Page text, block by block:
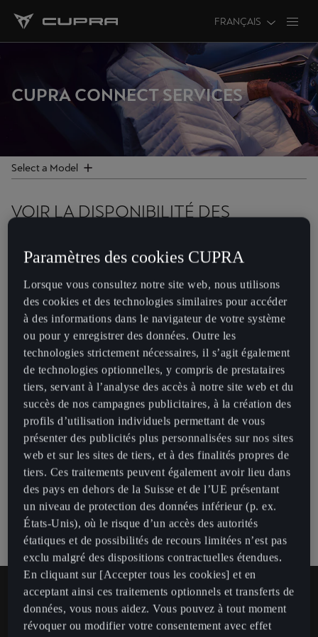
FRANÇAIS
CUPRA CONNECT SERVICES
Select a Model
FILTRES
Sélectionner
Leon Sportstourer
Terramar
VOIR LA DISPONIBILITÉ DES
Pour voir l’information et les vidéos sur le service, veuillez cliquer
Safety & Service
Personnalisation
Personalization
Plan de données
Appel d’urgence
Appel en cas de panne
Service à la clientèle
Planning d’entretien en ligne
Entretien en ligne du véhicule
L’accès à distance
E-Manager (charge de la batterie)
Mode d’entretien de la batterie
Télécommande Climatisation
Horaires de départ
Données de conduite
localisation de la place de stationnement
Clignotants de klaxon et de clignotants
Online Infotainment
Informations sur le trafic en ligne
Mises à jour cartographiques en ligne
Calcul d’itinéraire en ligne
Stations de stationnement
Stations-service
Borne de recharge
CUPRA CONNECT
Personalization
Plan de données
Appel en cas de panne
Service à la clientèle
CUPRA CONNECT Plus
Informations sur le trafic en ligne
Calcul d’itinéraire en ligne
Stations de stationnement
Stations-service
CONNECT
Personnalisation
Personalization
Plan de données
Paramètres des cookies CUPRA
Lorsque vous consultez notre site web, nous utilisons
des cookies et des technologies similaires pour accéder
à des informations dans le navigateur de votre système
ou pour y enregistrer des données. Outre les
technologies strictement nécessaires, il s’agit également
de technologies optionnelles, y compris de prestataires
tiers, servant à l’analyse des accès à notre site web et du
succès de nos campagnes publicitaires, à la création des
profils d’utilisation individuels permettant de vous
présenter des publicités plus personnalisées sur nos sites
web et sur les sites de tiers, et à des finalités propres de
tiers. Ces traitements peuvent également avoir lieu dans
des pays en dehors de la Suisse et de l’UE présentant
un niveau de protection des données inférieur (p. ex.
États-Unis), où le risque d’un accès des autorités
étatiques et de possibilités de recours limitées n’est pas
exclu malgré des dispositions contractuelles étendues.
En cliquant sur [Accepter tous les cookies] et en
acceptant ainsi ces traitements optionnels et transferts de
données, vous nous aidez. Vous pouvez à tout moment
révoquer ou modifier votre consentement avec effet